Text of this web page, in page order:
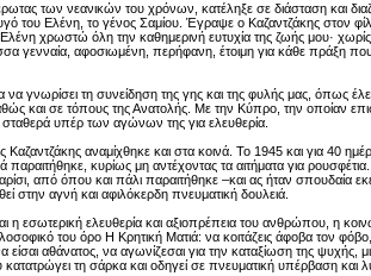
των νεανικών του χρόνων, κατέληξε σε διάσταση και
του Ελένη, το γένος Σαμίου. Έγραψε ο Καζαντζάκης στον
χρωστώ όλη την καθημερινή ευτυχία της ζωής μου·
γενναία, αφοσιωμένη, περήφανη, έτοιμη για κάθε πράξη
γνωρίσει τη συνείδηση της γης και της φυλής μας, όπως
και σε τόπους της Ανατολής. Με την Κύπρο, την οποίαν
σταθερά υπέρ των αγώνων της για ελευθερία.
αναμίχθηκε και στα κοινά. Το 1945 και για 40
κυρίως μη αντέχοντας τα αιτήματα για
από όπου και πάλι παραιτήθηκε –και ας ήταν σπουδαία
στην αγνή και αφιλόκερδη πνευματική δουλειά.
η εσωτερική ελευθερία και αξιοπρέπεια του ανθρώπου, η
του όρο Η Κρητική Ματιά: να κοιτάζεις άφοβα τον φόβο,
αθάνατος, να αγωνίζεσαι για την καταξίωση της ψυχής,
τη σάρκα και οδηγεί σε πνευματική υπέρβαση και